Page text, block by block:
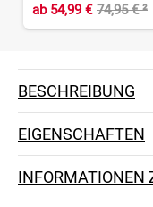
ab54,99 € 74,95 €²
BESCHREIBUNG
EIGENSCHAFTEN
INFORMATIONEN